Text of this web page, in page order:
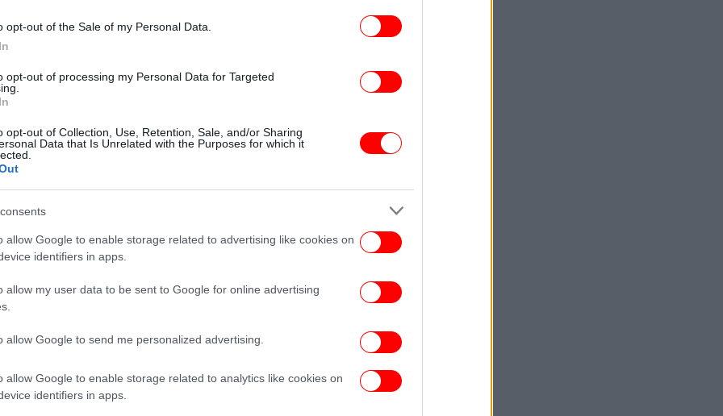
opt-out of the Sale of my Personal Data.
opt-out of processing my Personal Data for Targeted
opt-out of Collection, Use, Retention, Sale, and/or Sharing
Data that Is Unrelated with the Purposes for which it
allow Google to enable storage related to advertising like cookies on
identifiers in apps.
allow my user data to be sent to Google for online advertising
allow Google to send me personalized advertising.
allow Google to enable storage related to analytics like cookies on
identifiers in apps.
εντοπίστηκε απαγχονισμένος σε
Βήμα πίσω από το Ιράν: Μετά τις
απειλές Τραμπ, λέει ότι ο
θάνατο -Όλες οι εξελίξεις
ΕΛΛΑΔΑ 08/12/2025 07:37
εργάτης έβαλε τέλος στη ζωή του